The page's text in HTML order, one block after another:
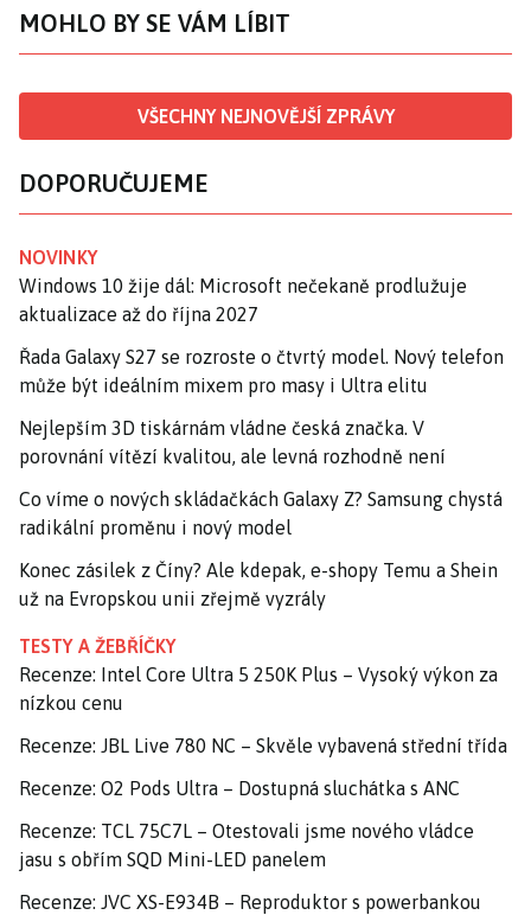
MOHLO BY SE VÁM LÍBIT
VŠECHNY NEJNOVĚJŠÍ ZPRÁVY
DOPORUČUJEME
NOVINKY
Windows 10 žije dál: Microsoft nečekaně prodlužuje
aktualizace až do října 2027
Řada Galaxy S27 se rozroste o čtvrtý model. Nový telefon
může být ideálním mixem pro masy i Ultra elitu
Nejlepším 3D tiskárnám vládne česká značka. V
porovnání vítězí kvalitou, ale levná rozhodně není
Co víme o nových skládačkách Galaxy Z? Samsung chystá
radikální proměnu i nový model
Konec zásilek z Číny? Ale kdepak, e-shopy Temu a Shein
už na Evropskou unii zřejmě vyzrály
TESTY A ŽEBŘÍČKY
Recenze: Intel Core Ultra 5 250K Plus – Vysoký výkon za
nízkou cenu
Recenze: JBL Live 780 NC – Skvěle vybavená střední třída
Recenze: O2 Pods Ultra – Dostupná sluchátka s ANC
Recenze: TCL 75C7L – Otestovali jsme nového vládce
jasu s obřím SQD Mini-LED panelem
Recenze: JVC XS-E934B – Reproduktor s powerbankou